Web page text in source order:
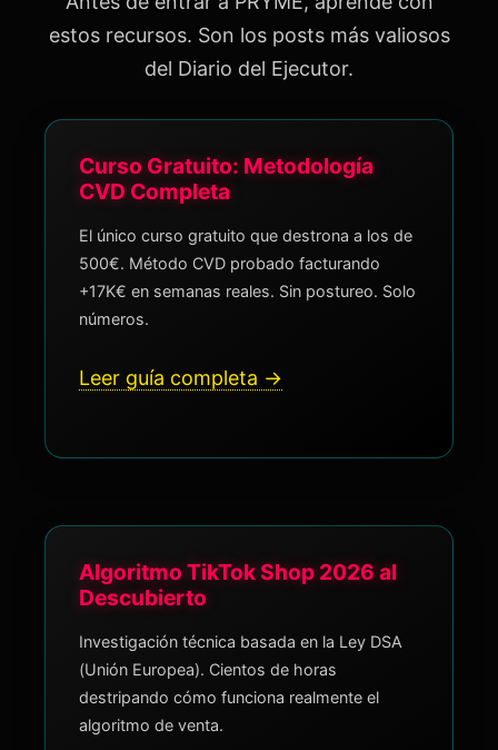
estos recursos. Son los posts más valiosos
del Diario del Ejecutor.
Curso Gratuito: Metodología
CVD Completa
El único curso gratuito que destrona a los de
500€. Método CVD probado facturando
+17K€ en semanas reales. Sin postureo. Solo
números.
Leer guía completa →
Algoritmo TikTok Shop 2026 al
Descubierto
Investigación técnica basada en la Ley DSA
(Unión Europea). Cientos de horas
destripando cómo funciona realmente el
algoritmo de venta.